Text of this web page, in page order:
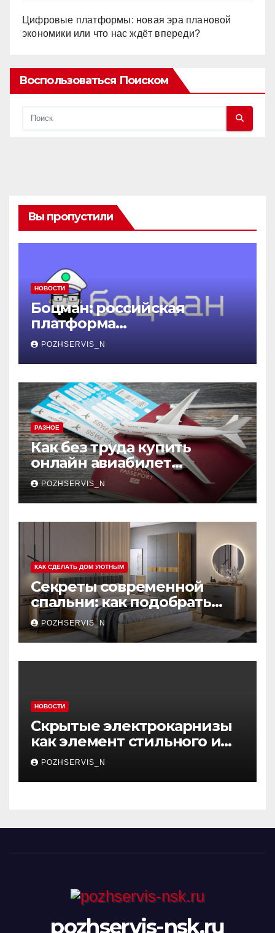
Цифровые платформы: новая эра плановой
экономики или что нас ждёт впереди?
Воспользоваться Поиском
Вы пропустили
НОВОСТИ
Боцман: российская
платформа
контейнеризации,
меняющая правила игры
POZHSERVIS_N
РАЗНОЕ
Как без труда купить
онлайн авиабилет
Аэрофлота: пошаговое
руководство
POZHSERVIS_N
КАК СДЕЛАТЬ ДОМ УЮТНЫМ
Секреты современной
спальни: как подобрать
мебель, которая меняет
пространство
POZHSERVIS_N
НОВОСТИ
Скрытые электрокарнизы
как элемент стильного и
функционального
интерьера
POZHSERVIS_N
pozhservis-nsk.ru